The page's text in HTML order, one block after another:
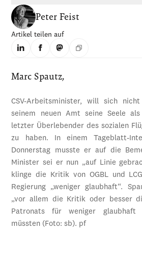
Peter Feist
Artikel teilen auf
Marc Spautz,
CSV-Arbeitsminister, will sich
seinem neuen Amt seine Seele
letzter Überlebender des sozialen
zu haben. In einem Tageblatt-
Donnerstag musste er auf die
Minister sei er nun „auf Linie
klinge die Kritik von OGBL und
Regierung „weniger glaubhaft“.
„vor allem die Kritik oder besser
Patronats für weniger glaubhaft
müssten (Foto: sb). pf